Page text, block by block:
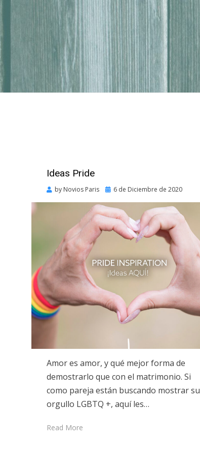
Ideas Pride
by Novios Paris
Posted
6 de Diciembre de 2020
Amor es amor, y qué mejor forma de
demostrarlo que con el matrimonio. Si
como pareja están buscando mostrar su
orgullo LGBTQ +, aquí les…
Read More